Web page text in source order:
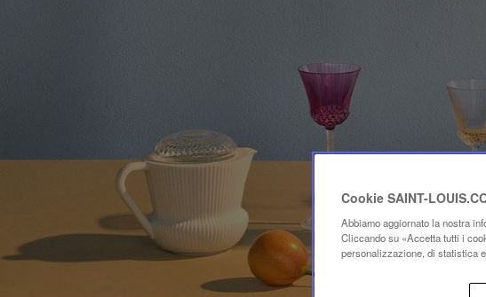
Cookie SAINT-
Abbiamo aggiornato la nostra
Cliccando su «Accetta tutti i
personalizzazione, di statistica